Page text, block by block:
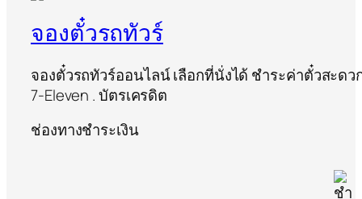
จองตั๋วรถทัวร์
จองตั๋วรถทัวร์ออนไลน์ เลือกที่นั่งได้ ชำระค่าตั๋วสะดว
7-Eleven . บัตรเครดิต
ช่องทางชำระเงิน